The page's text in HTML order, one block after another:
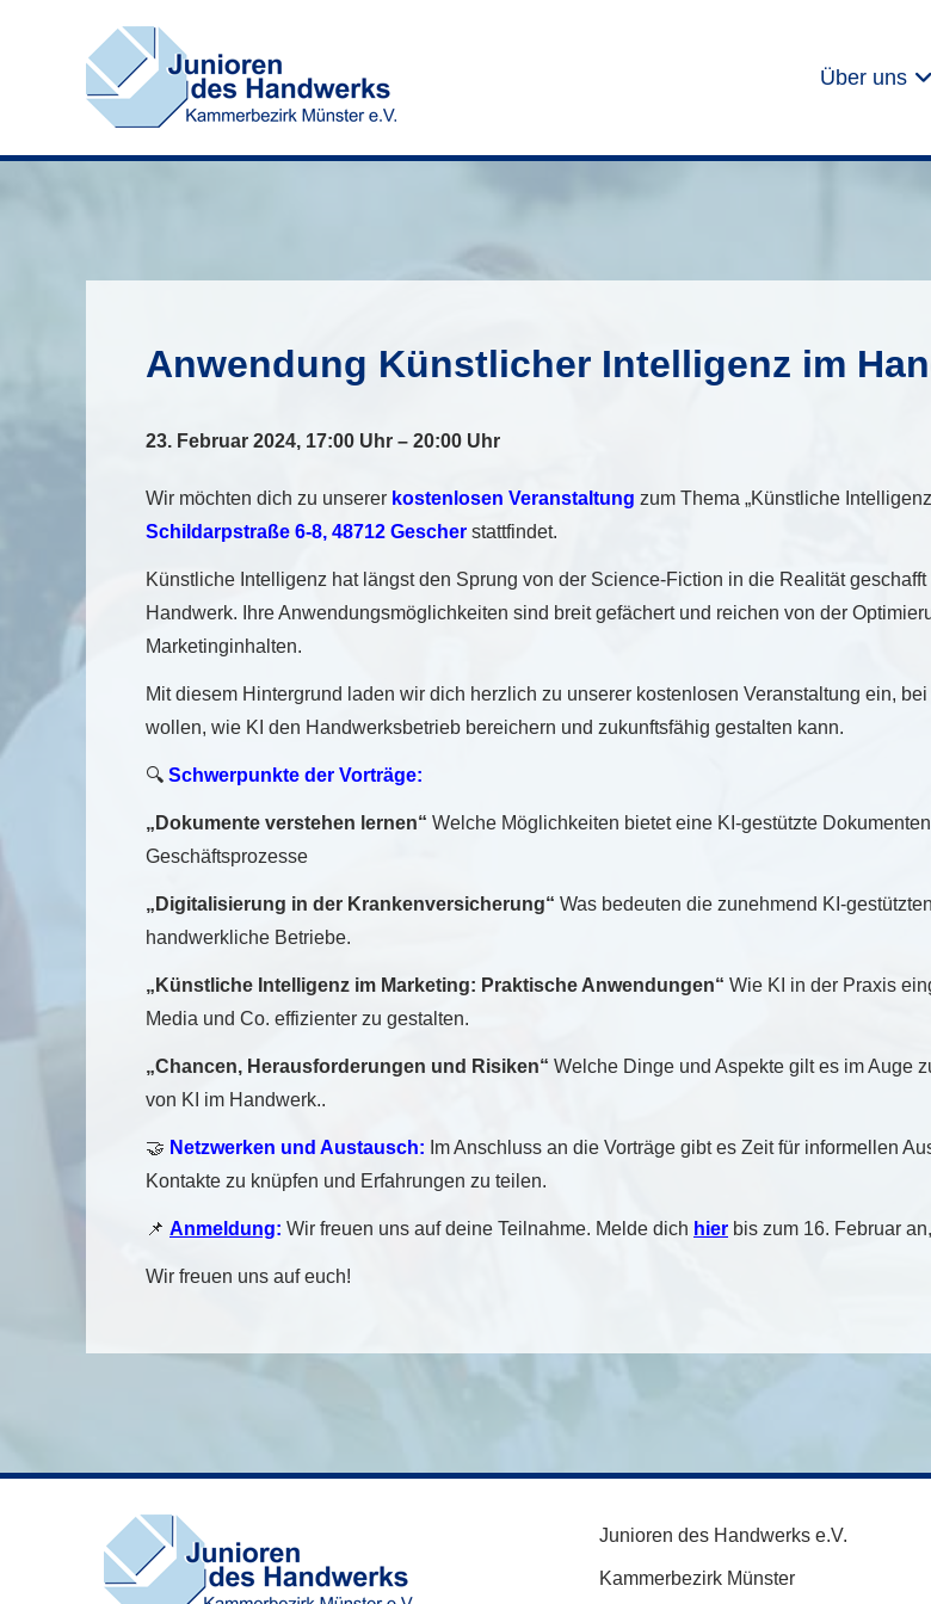
Über uns
Anwendung Künstlicher Intelligenz im
23. Februar 2024, 17:00 Uhr – 20:00 Uhr
Wir möchten dich zu unserer kostenlosen Veranstaltung zum Thema „Künstliche
Schildarpstraße 6-8, 48712 Gescher stattfindet.
Künstliche Intelligenz hat längst den Sprung von der Science-Fiction in die Realität
Handwerk. Ihre Anwendungsmöglichkeiten sind breit gefächert und reichen von der
Marketinginhalten.
Mit diesem Hintergrund laden wir dich herzlich zu unserer kostenlosen Veranstaltung ein,
wollen, wie KI den Handwerksbetrieb bereichern und zukunftsfähig gestalten kann.
🔍 Schwerpunkte der Vorträge:
„Dokumente verstehen lernen“ Welche Möglichkeiten bietet eine KI-gestützte
Geschäftsprozesse
„Digitalisierung in der Krankenversicherung“ Was bedeuten die zunehmend KI-
handwerkliche Betriebe.
„Künstliche Intelligenz im Marketing: Praktische Anwendungen“ Wie KI in der Praxis
Media und Co. effizienter zu gestalten.
„Chancen, Herausforderungen und Risiken“ Welche Dinge und Aspekte gilt es im Auge
von KI im Handwerk..
🤝 Netzwerken und Austausch: Im Anschluss an die Vorträge gibt es Zeit für informellen
Kontakte zu knüpfen und Erfahrungen zu teilen.
📌 Anmeldung: Wir freuen uns auf deine Teilnahme. Melde dich hier bis zum 16. Februar
Wir freuen uns auf euch!
Junioren des Handwerks e.V.
Kammerbezirk Münster